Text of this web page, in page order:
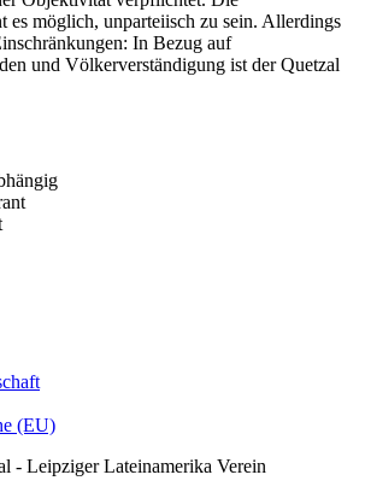
es möglich, unparteiisch zu sein. Allerdings
In Bezug auf
und Völkerverständigung ist der Quetzal
(EU)
- Leipziger Lateinamerika Verein